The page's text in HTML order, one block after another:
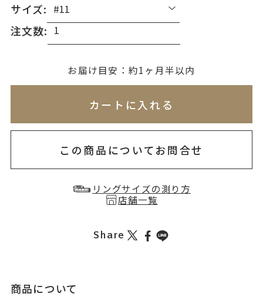
サイズ:
注文数:
(刻印について)※必ず選択ください
お届け目安：約1ヶ月半以内
カートに入れる
この商品についてお問合せ
リングサイズの測り方
店舗一覧
Share
商品について